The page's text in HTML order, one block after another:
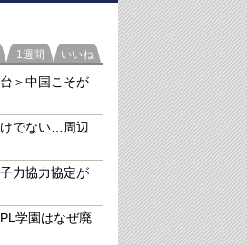
ング1週間 いいね
＞中国こそが
でない…周辺
力協力協定が
学園はなぜ廃